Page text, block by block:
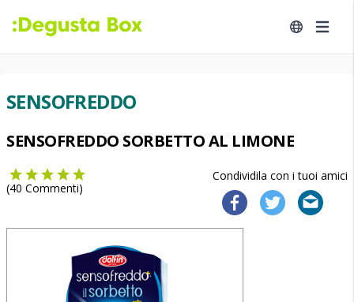
SENSOFREDDO
SENSOFREDDO SORBETTO AL LIMONE
Condividila con i tuoi amici
(40 Commenti)